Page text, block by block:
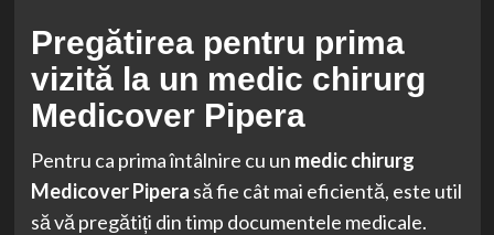
Pregătirea pentru prima
vizită la un medic chirurg
Medicover Pipera
Pentru ca prima întâlnire cu un medic chirurg
Medicover Pipera să fie cât mai eficientă, este util
să vă pregătiți din timp documentele medicale.